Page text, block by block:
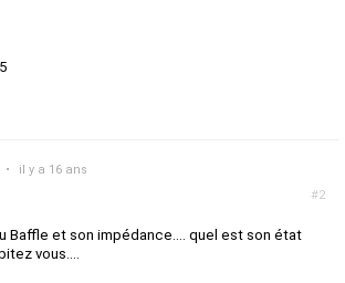
#2
• il y a 16 ans
Baffle et son impédance.... quel est son état
vous....